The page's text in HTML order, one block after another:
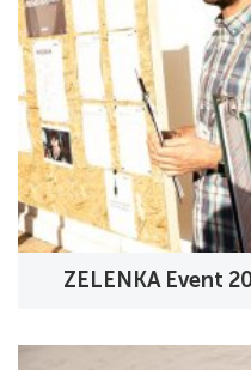
ZELENKA Event